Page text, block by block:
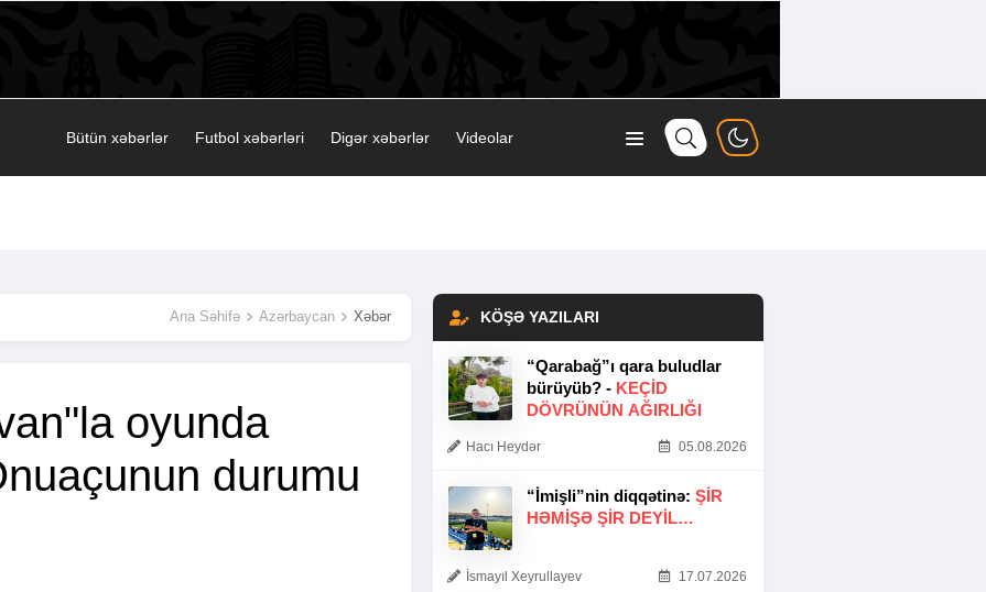
Bütün xəbərlər Futbol xəbərləri Digər xəbərlər Videolar
Ana Səhifə Azərbaycan Xəbər
oyunda
durumu
KÖŞƏ YAZILARI
“Qarabağ”ı qara buludlar
bürüyüb? - KEÇID
DÖVRÜNÜN AĞIRLIĞI
Hacı Heydər 05.08.2026
“İmişli”nin diqqətinə: ŞIR
HƏMIŞƏ ŞIR DEYIL…
İsmayıl Xeyrullayev 17.07.2026